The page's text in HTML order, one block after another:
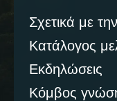
Σχετικά με
Κατάλογος
Εκδηλώσεις
Κόμβος